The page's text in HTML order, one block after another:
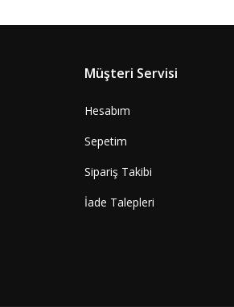
Müşteri Servisi
Hesabım
Sepetim
Sipariş Takibi
İade Talepleri